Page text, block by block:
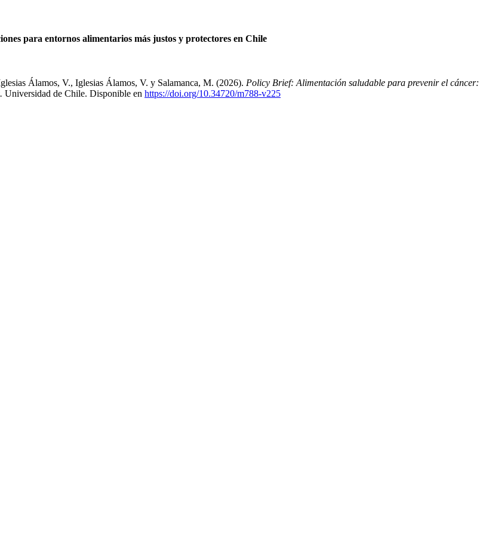
para entornos alimentarios más justos y protectores en Chile
Álamos, V., Iglesias Álamos, V. y Salamanca, M. (2026). Policy Brief: Alimentación saludable para prevenir el cáncer:
Universidad de Chile. Disponible en https://doi.org/10.34720/m788-v225